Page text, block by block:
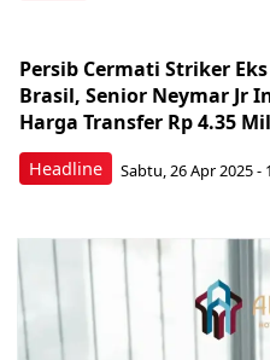
Headline
Persib Cermati Striker
Brasil, Senior Neymar Jr
Harga Transfer Rp 4.35
Sabtu, 26 Apr 2025 -